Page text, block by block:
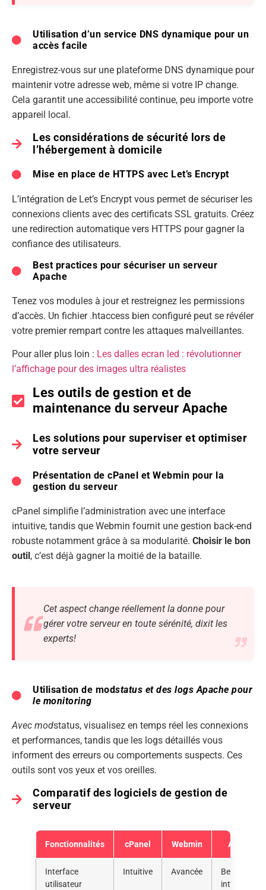
Utilisation d’un service DNS dynamique pour un
accès facile
Enregistrez-vous sur une plateforme DNS dynamique pour
maintenir votre adresse web, même si votre IP change.
Cela garantit une accessibilité continue, peu importe votre
appareil local.
Les considérations de sécurité lors de
l’hébergement à domicile
Mise en place de HTTPS avec Let’s Encrypt
L’intégration de Let’s Encrypt vous permet de sécuriser les
connexions clients avec des certificats SSL gratuits. Créez
une redirection automatique vers HTTPS pour gagner la
confiance des utilisateurs.
Best practices pour sécuriser un serveur
Apache
Tenez vos modules à jour et restreignez les permissions
d’accès. Un fichier .htaccess bien configuré peut se révéler
votre premier rempart contre les attaques malveillantes.
Pour aller plus loin : Les dalles ecran led : révolutionner
l’affichage pour des images ultra réalistes
Les outils de gestion et de
maintenance du serveur Apache
Les solutions pour superviser et optimiser
votre serveur
Présentation de cPanel et Webmin pour la
gestion du serveur
cPanel simplifie l’administration avec une interface
intuitive, tandis que Webmin fournit une gestion back-end
robuste notamment grâce à sa modularité. Choisir le bon
outil, c’est déjà gagner la moitié de la bataille.
Cet aspect change réellement la donne pour
gérer votre serveur en toute sérénité, dixit les
experts!
Utilisation de modstatus et des logs Apache pour
le monitoring
Avec modstatus, visualisez en temps réel les connexions
et performances, tandis que les logs détaillés vous
informent des erreurs ou comportements suspects. Ces
outils sont vos yeux et vos oreilles.
Comparatif des logiciels de gestion de
serveur
Fonctionnalités cPanel Webmin Ajenti
Interface
utilisateur
Intuitive Avancée
Belle
interface